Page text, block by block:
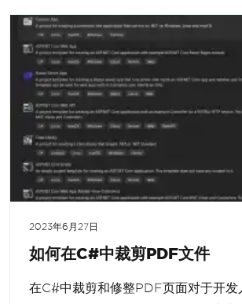
2023年6月27日
如何在C#中裁剪PDF文件
在C#中裁剪和修整PDF页面对于开发